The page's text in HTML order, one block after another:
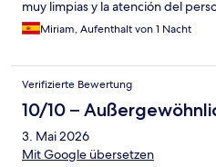
muy limpias y la atención del
Miriam, Aufenthalt von 1 Nacht
Verifizierte Bewertung
10/10 –
3. Mai 2026
Mit Google übersetzen